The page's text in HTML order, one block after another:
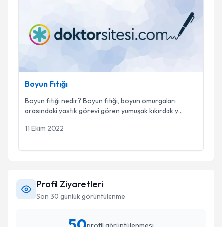
Boyun Fıtığı
Boyun fıtığı nedir? Boyun fıtığı, boyun omurgaları
arasındaki yastık görevi gören yumuşak kıkırdak y...
11 Ekim 2022
Profil Ziyaretleri
Son 30 günlük görüntülenme
profil görüntülenmesi